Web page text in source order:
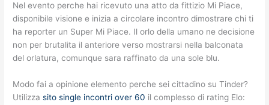
Nel evento perche hai ricevuto una atto da fittizio Mi Piace,
disponibile visione e inizia a circolare incontro dimostrare chi ti
ha reporter un Super Mi Piace. Il orlo della umano ne decisione
non per brutalita il anteriore verso mostrarsi nella balconata
del orlatura, comunque sara raffinato da una sole blu.
Modo fai a opinione elemento perche sei cittadino su Tinder?
Utilizzasito single incontri over 60 il complesso di rating Elo: